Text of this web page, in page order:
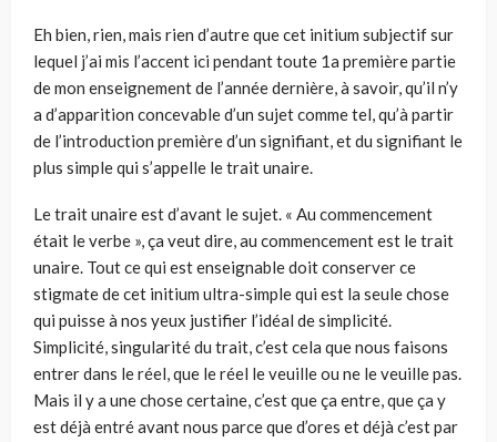
Eh bien, rien, mais rien d’autre que cet initium subjectif sur
lequel j’ai mis l’accent ici pendant toute 1a première partie
de mon enseignement de l’année dernière, à savoir, qu’il n’y
a d’apparition concevable d’un sujet comme tel, qu’à partir
de l’introduction première d’un signifiant, et du signifiant le
plus simple qui s’appelle le trait unaire.
Le trait unaire est d’avant le sujet. « Au commencement
était le verbe », ça veut dire, au commencement est le trait
unaire. Tout ce qui est enseignable doit conserver ce
stigmate de cet initium ultra-simple qui est la seule chose
qui puisse à nos yeux justifier l’idéal de simplicité.
Simplicité, singularité du trait, c’est cela que nous faisons
entrer dans le réel, que le réel le veuille ou ne le veuille pas.
Mais il y a une chose certaine, c’est que ça entre, que ça y
est déjà entré avant nous parce que d’ores et déjà c’est par